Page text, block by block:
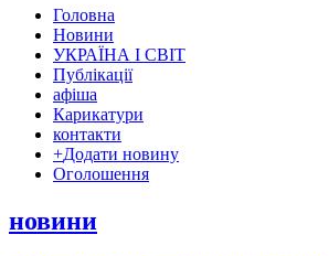
Головна
Новини
УКРАЇНА І СВІТ
Публікації
афіша
Карикатури
контакти
+Додати новину
Оголошення
новини